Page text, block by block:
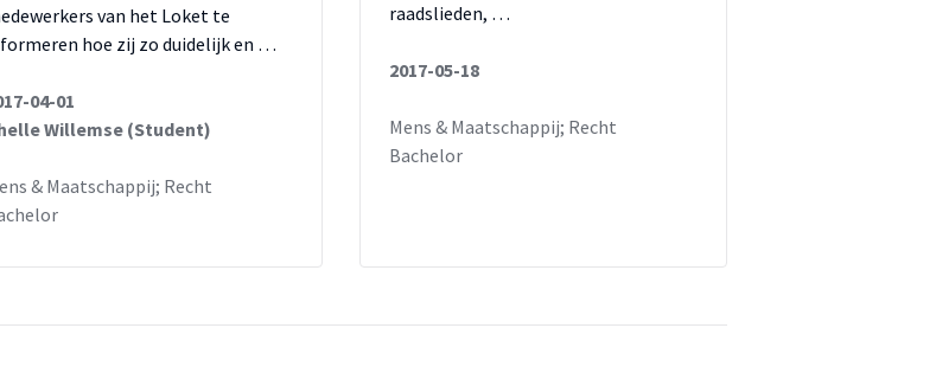
van het Loket te
hoe zij zo duidelijk en …
04-01
Willemse (Student)
& Maatschappij; Recht
raadslieden, …
2017-05-18
Mens & Maatschappij; Recht
Bachelor